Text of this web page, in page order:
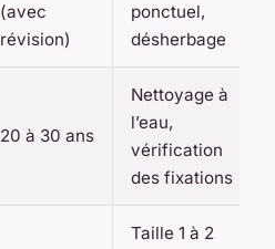
(avec
révision)
ponctuel,
désherbage
20 à 30 ans
Nettoyage à
l’eau,
vérification
des fixations
Taille 1 à 2